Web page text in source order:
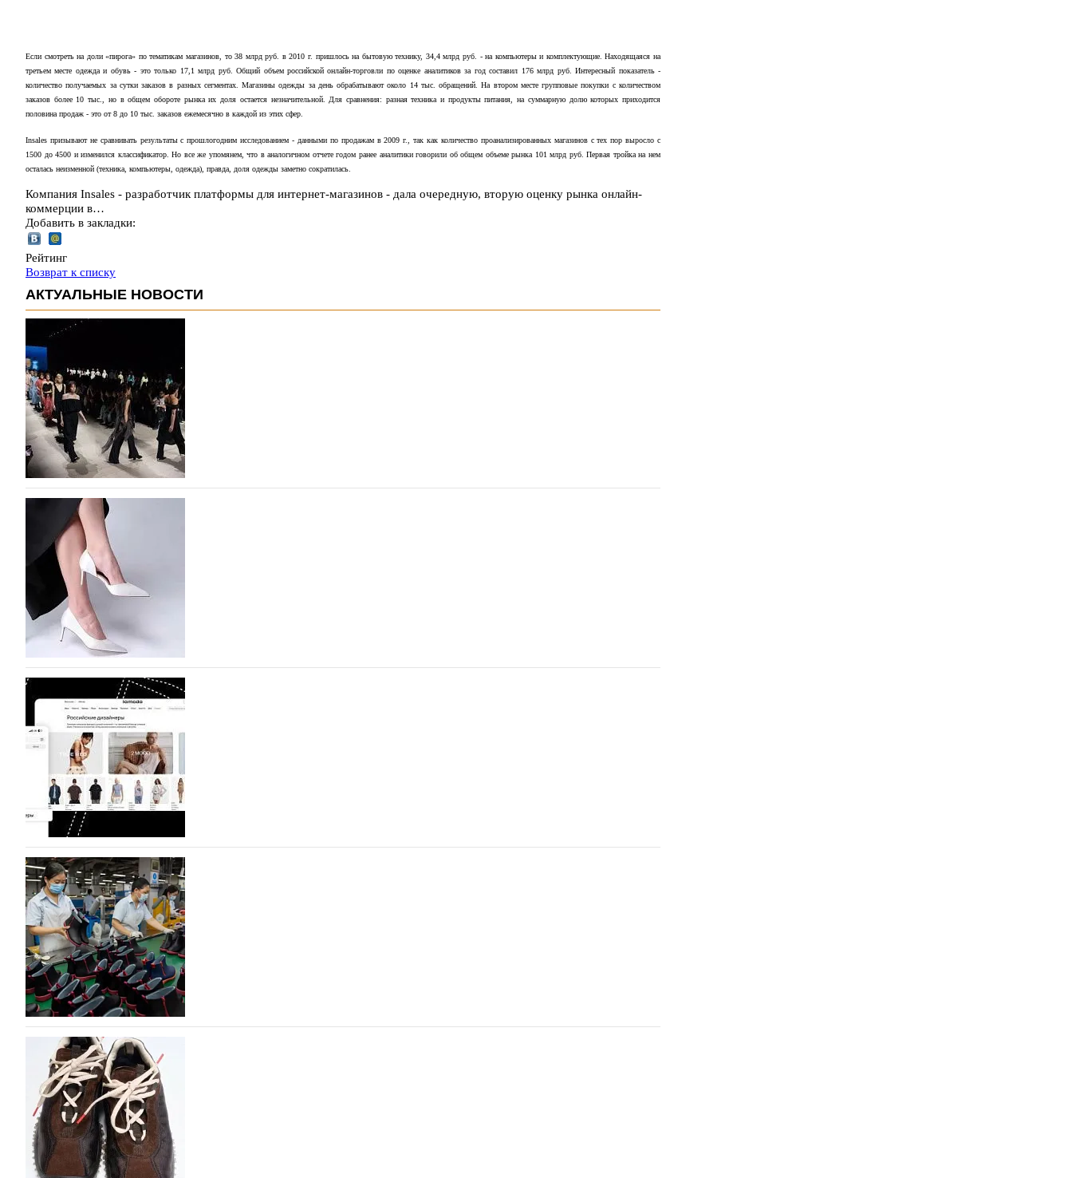
Если смотреть на доли «пирога» по тематикам магазинов, то 38 млрд руб. в 2010 г. пришлось на бытовую технику, 34,4 млрд руб. - на компьютеры и комплектующие. Находящаяся на
третьем месте одежда и обувь - это только 17,1 млрд руб. Общий объем российской онлайн-торговли по оценке аналитиков за год составил 176 млрд руб. Интересный показатель -
количество получаемых за сутки заказов в разных сегментах. Магазины одежды за день обрабатывают около 14 тыс. обращений. На втором месте групповые покупки с количеством
заказов более 10 тыс., но в общем обороте рынка их доля остается незначительной. Для сравнения: разная техника и продукты питания, на суммарную долю которых приходится
половина продаж - это от 8 до 10 тыс. заказов ежемесячно в каждой из этих сфер.
Insales призывают не сравнивать результаты с прошлогодним исследованием - данными по продажам в 2009 г., так как количество проанализированных магазинов с тех пор выросло с
1500 до 4500 и изменился классификатор. Но все же упомянем, что в аналогичном отчете годом ранее аналитики говорили об общем объеме рынка 101 млрд руб. Первая тройка на нем
осталась неизменной (техника, компьютеры, одежда), правда, доля одежды заметно сократилась.
Компания Insales - разработчик платформы для интернет-магазинов - дала очередную, вторую оценку рынка онлайн-
коммерции в…
Добавить в закладки:
Рейтинг
Возврат к списку
АКТУАЛЬНЫЕ НОВОСТИ
На участие в Московской неделе моды подано 1047 заявок
На участие в седьмой Московской неделе моды, которая пройдет в российской столице с 26 сентября по 1
октября, уже подано 1047 заявок. Примерно половину из них (494) прислали дизайнеры, коллекции
которых не были представлены в…
07.08.2026 757
BALLINA представит свои новинки на Euro Shoes
Компания BALLINA Guangzhou Lihuang Footwear Co., Ltd., основанная в 2011 году и расположенная в
Гуанчжоу, столице моды Китая, является профессиональной обувной компанией, объединяющей
разработку, производство и…
07.08.2026 625
На платформе Lamoda - новый раздел и условия продвижения локальных
дизайнерских марок
Российский маркетплейс Lamoda решил обновить раздел для продажи продукции локальных дизайнерских
марок одежды, обуви и аксессуаров. Бренды также получат маркетинговую…
06.08.2026 806
Объем мирового производства обуви в 2025 году практически не увеличился
В 2025 году мировое производство обуви практически не изменилось, зафиксировав незначительный рост
на 0,1% до 24,6 млрд пар, - данные опубликованы в аналитическом вестнике «Всемирный ежегодник обуви
2026», Португальской ассоциацией…
06.08.2026 888